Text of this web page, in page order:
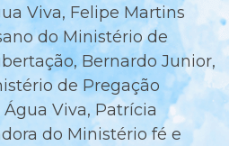
Viva, Felipe Martins
do Ministério de
Bernardo Junior,
de Pregação
Viva, Patrícia
do Ministério fé e